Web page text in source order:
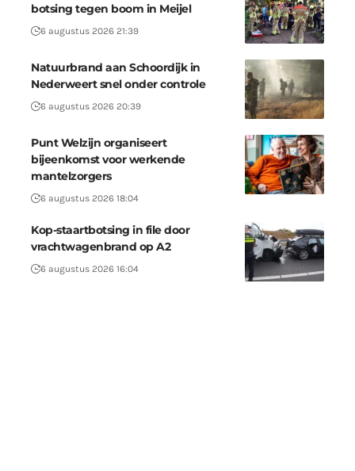
botsing tegen boom in Meijel
6 augustus 2026 21:39
Natuurbrand aan Schoordijk in
Nederweert snel onder controle
6 augustus 2026 20:39
Punt Welzijn organiseert
bijeenkomst voor werkende
mantelzorgers
6 augustus 2026 18:04
Kop-staartbotsing in file door
vrachtwagenbrand op A2
6 augustus 2026 16:04